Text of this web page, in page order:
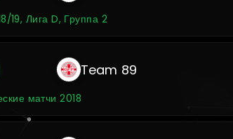
19, Лига D, Группа 2
Team 89
матчи 2018